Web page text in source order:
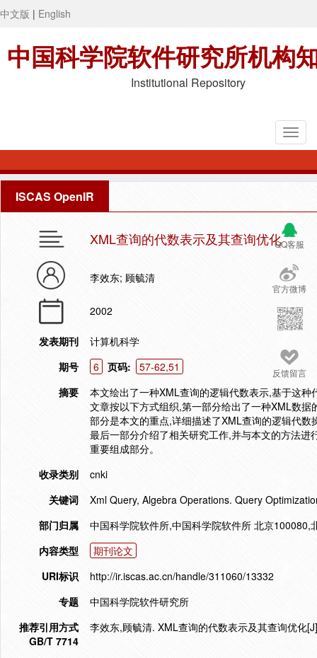
中文版 | English
中国科学院软件研究所机构
Institutional Repository
ISCAS OpenIR
QQ客服
官方微博
反馈留言
XML查询的代数表示及其查询优化
李效东; 顾毓清
2002
发表期刊
计算机科学
期号
6 页码:
57-62,51
摘要
本文绘出了一种XML查询的逻辑代数表示,基于这
文章按以下方式组织,第一部分给出了一种XML数
部分是本文的重点,详细描述了XML查询的逻辑代
最后一部分介绍了相关研究工作,并与本文的方法
重要组成部分。
收录类别
cnki
关键词
Xml Query, Algebra Operations. Query
部门归属
中国科学院软件所,中国科学院软件所 北京100080,
内容类型
期刊论文
URI标识
http://ir.iscas.ac.cn/handle/311060/13332
专题
中国科学院软件研究所
推荐引用方式
GB/T 7714
李效东,顾毓清. XML查询的代数表示及其查询优化